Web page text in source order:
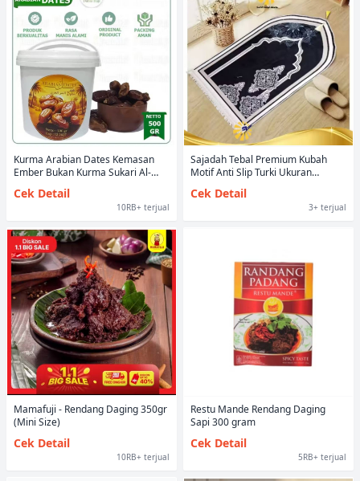
Kurma Arabian Dates Kemasan
Ember Bukan Kurma Sukari Al-
Cek Detail
10RB+ terjual
Sajadah Tebal Premium Kubah
Motif Anti Slip Turki Ukuran
Cek Detail
3+ terjual
Mamafuji - Rendang Daging 350gr
(Mini Size)
Cek Detail
10RB+ terjual
Restu Mande Rendang Daging
Sapi 300 gram
Cek Detail
5RB+ terjual